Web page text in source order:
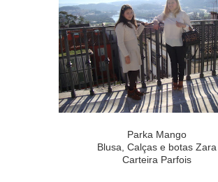
Parka Mango
Blusa, Calças e botas Zara
Carteira Parfois